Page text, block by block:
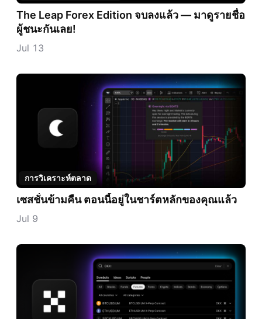
The Leap Forex Edition จบลงแล้ว — มาดูรายชื่อ
ผู้ชนะกันเลย!
Jul 13
การวิเคราะห์ตลาด
เซสชั่นข้ามคืน ตอนนี้อยู่ในชาร์ตหลักของคุณแล้ว
Jul 9